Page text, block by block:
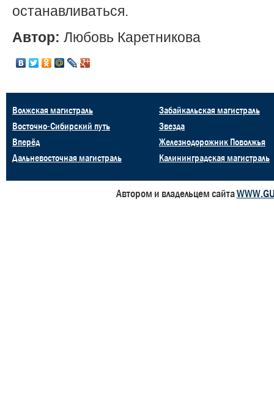
останавливаться.
Автор: Любовь Каретникова
Волжская магистраль
Восточно-Сибирский путь
Вперёд
Дальневосточная магистраль
Забайкальская магистраль
Звезда
Железнодорожник Поволжья
Калининградская магистраль
Автором и владельцем сайта